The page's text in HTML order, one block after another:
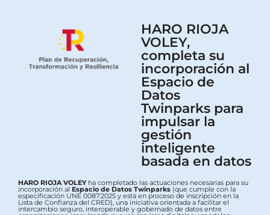
HARO RIOJA
VOLEY,
completa su
incorporación al
Espacio de
Datos
Twinparks para
impulsar la
gestión
inteligente
basada en datos
HARO RIOJA VOLEYha completado las actuaciones necesarias para su
incorporación al Espacio de Datos Twinparks (que cumple con la
especificación UNE 0087:2025 y está en proceso de inscripción en la
Lista de Confianza del CRED), una iniciativa orientada a facilitar el
intercambio seguro, interoperable y gobernado de datos entre